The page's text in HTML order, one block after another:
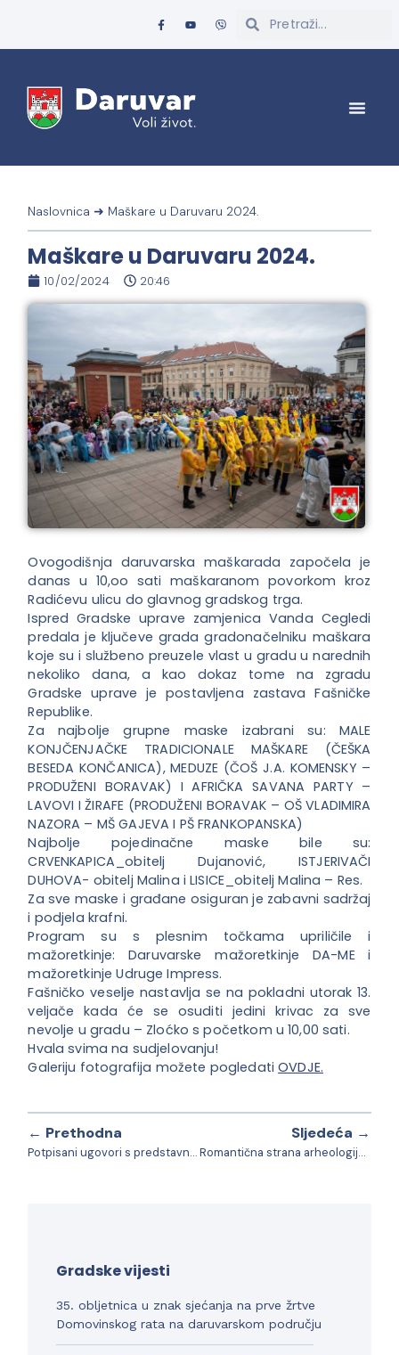
Naslovnica ➜ Maškare u Daruvaru 2024.
Maškare u Daruvaru 2024.
10/02/2024 20:46
Ovogodišnja daruvarska maškarada započela je
danas u 10,oo sati maškaranom povorkom kroz
Radićevu ulicu do glavnog gradskog trga.
Ispred Gradske uprave zamjenica Vanda Cegledi
predala je ključeve grada gradonačelniku maškara
koje su i službeno preuzele vlast u gradu u narednih
nekoliko dana, a kao dokaz tome na zgradu
Gradske uprave je postavljena zastava Fašničke
Republike.
Za najbolje grupne maske izabrani su: MALE
KONJČENJAČKE TRADICIONALE MAŠKARE (ČEŠKA
BESEDA KONČANICA), MEDUZE (ČOŠ J.A. KOMENSKY –
PRODUŽENI BORAVAK) I AFRIČKA SAVANA PARTY –
LAVOVI I ŽIRAFE (PRODUŽENI BORAVAK – OŠ VLADIMIRA
NAZORA – MŠ GAJEVA I PŠ FRANKOPANSKA)
Najbolje pojedinačne maske bile su:
CRVENKAPICA_obitelj Dujanović, ISTJERIVAČI
DUHOVA- obitelj Malina i LISICE_obitelj Malina – Res.
Za sve maske i građane osiguran je zabavni sadržaj
i podjela krafni.
Program su s plesnim točkama upriličile i
mažoretkinje: Daruvarske mažoretkinje DA-ME i
mažoretkinje Udruge Impress.
Fašničko veselje nastavlja se na pokladni utorak 13.
veljače kada će se osuditi jedini krivac za sve
nevolje u gradu – Zloćko s početkom u 10,00 sati.
Hvala svima na sudjelovanju!
Galeriju fotografija možete pogledatiOVDJE.
← Prethodna
Potpisani ugovori s predstavnicima Vatrogasne zajednice Daruvar, Sportske zajednice Grada Daruvara i Zajednice tehničke kulture Daruvar.
Sljedeća →
Romantična strana arheologije – Izvanredne priče o ljubavi sačuvane u kostima parova
Gradske vijesti
35. obljetnica u znak sjećanja na prve žrtve
Domovinskog rata na daruvarskom području